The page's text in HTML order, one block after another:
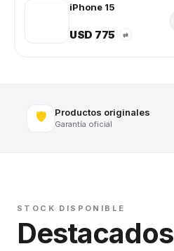
iPhone 15
USD 775 ⇄
🛡️ Productos originales
Garantía oficial
STOCK DISPONIBLE
Destacados